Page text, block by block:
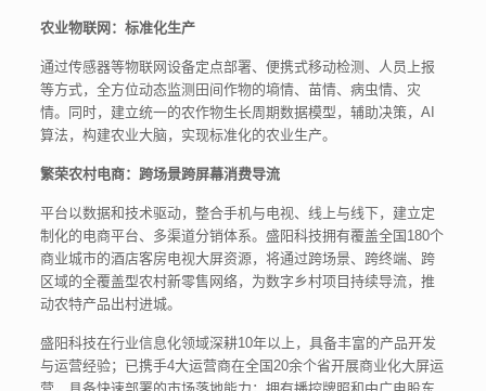
农业物联网：标准化生产
通过传感器等物联网设备定点部署、便携式移动检测、人员上报
等方式，全方位动态监测田间作物的墒情、苗情、病虫情、灾
情。同时，建立统一的农作物生长周期数据模型，辅助决策，AI
算法，构建农业大脑，实现标准化的农业生产。
繁荣农村电商：跨场景跨屏幕消费导流
平台以数据和技术驱动，整合手机与电视、线上与线下，建立定
制化的电商平台、多渠道分销体系。盛阳科技拥有覆盖全国180个
商业城市的酒店客房电视大屏资源，将通过跨场景、跨终端、跨
区域的全覆盖型农村新零售网络，为数字乡村项目持续导流，推
动农特产品出村进城。
盛阳科技在行业信息化领域深耕10年以上，具备丰富的产品开发
与运营经验；已携手4大运营商在全国20余个省开展商业化大屏运